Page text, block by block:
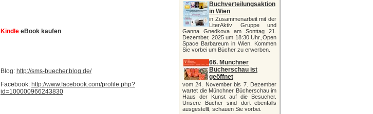
Kindle eBook kaufen
Blog: http://sms-buecher.blog.de/
Facebook: http://www.facebook.com/profile.php?
id=100000966243830
Buchverteilungsaktion
in Wien
in Zusammenarbeit mit der
LiterAktiv Gruppe und
Ganna Gnedkova am Sonttag 21.
Dezember, 2025 um 18:30 Uhr.,Open
Space Barbareum in Wien. Kommen
Sie vorbei um Bücher zu erwerben.
66. Münchner
Bücherschau ist
geöffnet
vom 24. November bis 7. Dezember
wartet die Münchner Bücherschau im
Haus der Kunst auf die Besucher.
Unsere Bücher sind dort ebenfalls
ausgestellt, schauen Sie vorbei.